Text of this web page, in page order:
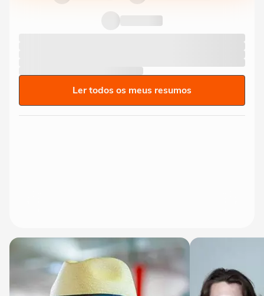
Ler todos os meus resumos